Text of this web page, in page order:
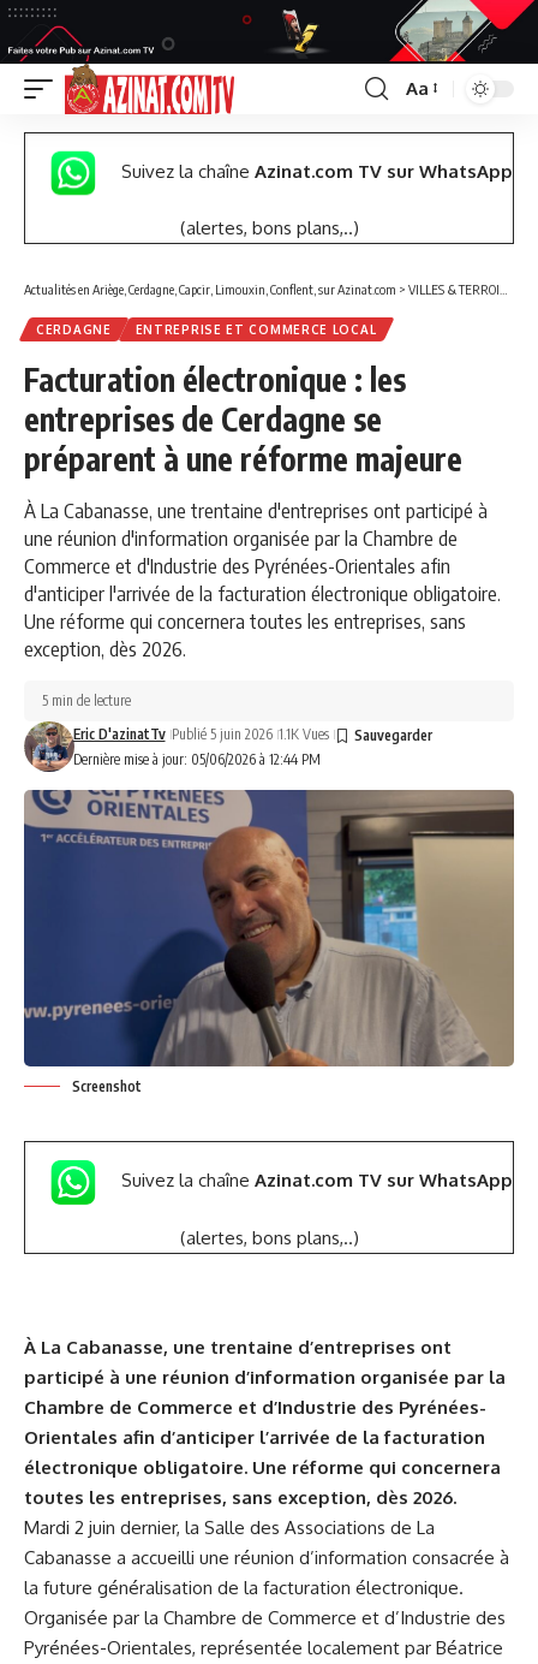
Font
Resizer
Aa
Suivez la chaîne Azinat.com TV sur WhatsApp
(alertes, bons plans,..)
Actualités en Ariège, Cerdagne, Capcir, Limouxin, Conflent, sur Azinat.com > VILLES & TERROIRS DES PYRÉNÉES EST
CERDAGNE ENTREPRISE ET COMMERCE LOCAL
Facturation électronique : les
entreprises de Cerdagne se
préparent à une réforme majeure
À La Cabanasse, une trentaine d'entreprises ont participé à
une réunion d'information organisée par la Chambre de
Commerce et d'Industrie des Pyrénées-Orientales afin
d'anticiper l'arrivée de la facturation électronique obligatoire.
Une réforme qui concernera toutes les entreprises, sans
exception, dès 2026.
Dernière mise à jour: 05/06/2026 à 12:44 PM
Eric D'azinatTv Publié 5 juin 2026 1.1K Vues
5 min de lecture
Screenshot
Suivez la chaîne Azinat.com TV sur WhatsApp
(alertes, bons plans,..)
À La Cabanasse, une trentaine d’entreprises ont
participé à une réunion d’information organisée par la
Chambre de Commerce et d’Industrie des Pyrénées-
Orientales afin d’anticiper l’arrivée de la facturation
électronique obligatoire. Une réforme qui concernera
toutes les entreprises, sans exception, dès 2026.
Mardi 2 juin dernier, la Salle des Associations de La
Cabanasse a accueilli une réunion d’information consacrée à
la future généralisation de la facturation électronique.
Organisée par la Chambre de Commerce et d’Industrie des
Pyrénées-Orientales, représentée localement par Béatrice